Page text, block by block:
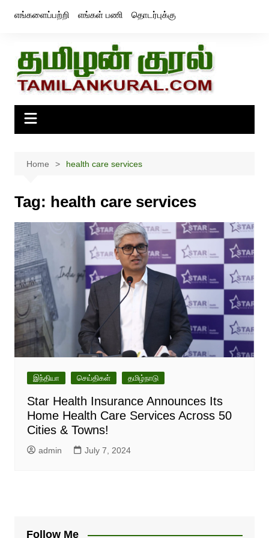
எங்களைப்பற்றி எங்கள் பணி தொடர்புக்கு
Home health care services
Tag: health care services
இந்தியா செய்திகள் தமிழ்நாடு
Star Health Insurance Announces Its
Home Health Care Services Across 50
Cities & Towns!
admin July 7, 2024
Follow Me